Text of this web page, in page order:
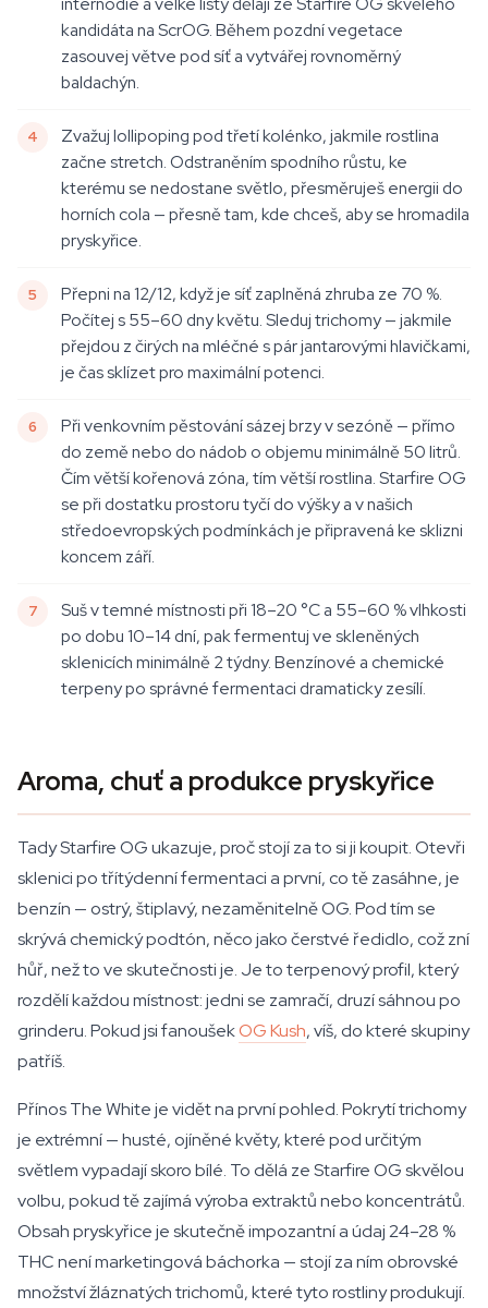
kandidáta na ScrOG. Během pozdní vegetace
zasouvej větve pod síť a vytvářej rovnoměrný
baldachýn.
Zvažuj lollipoping pod třetí kolénko, jakmile rostlina
začne stretch. Odstraněním spodního růstu, ke
kterému se nedostane světlo, přesměruješ energii do
horních cola — přesně tam, kde chceš, aby se hromadila
pryskyřice.
Přepni na 12/12, když je síť zaplněná zhruba ze 70 %.
Počítej s 55–60 dny květu. Sleduj trichomy — jakmile
přejdou z čirých na mléčné s pár jantarovými hlavičkami,
je čas sklízet pro maximální potenci.
Při venkovním pěstování sázej brzy v sezóně — přímo
do země nebo do nádob o objemu minimálně 50 litrů.
Čím větší kořenová zóna, tím větší rostlina. Starfire OG
se při dostatku prostoru tyčí do výšky a v našich
středoevropských podmínkách je připravená ke sklizni
koncem září.
Suš v temné místnosti při 18–20 °C a 55–60 % vlhkosti
po dobu 10–14 dní, pak fermentuj ve skleněných
sklenicích minimálně 2 týdny. Benzínové a chemické
terpeny po správné fermentaci dramaticky zesílí.
Aroma, chuť a produkce pryskyřice
Tady Starfire OG ukazuje, proč stojí za to si ji koupit. Otevři
sklenici po třítýdenní fermentaci a první, co tě zasáhne, je
benzín — ostrý, štiplavý, nezaměnitelně OG. Pod tím se
skrývá chemický podtón, něco jako čerstvé ředidlo, což zní
hůř, než to ve skutečnosti je. Je to terpenový profil, který
rozdělí každou místnost: jedni se zamračí, druzí sáhnou po
grinderu. Pokud jsi fanoušekOG Kush, víš, do které skupiny
patříš.
Přínos The White je vidět na první pohled. Pokrytí trichomy
je extrémní — husté, ojíněné květy, které pod určitým
světlem vypadají skoro bílé. To dělá ze Starfire OG skvělou
volbu, pokud tě zajímá výroba extraktů nebo koncentrátů.
Obsah pryskyřice je skutečně impozantní a údaj 24–28 %
THC není marketingová báchorka — stojí za ním obrovské
množství žláznatých trichomů, které tyto rostliny produkují.